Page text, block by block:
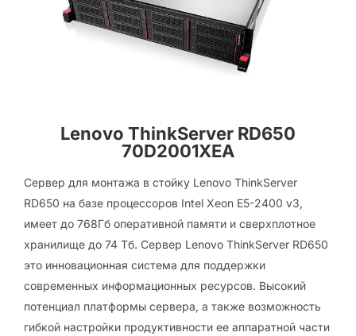
Lenovo ThinkServer RD650
70D2001XEA
Сервер для монтажа в стойку Lenovo ThinkServer
RD650 на базе процессоров Intel Xeon E5-2400 v3,
имеет до 768Гб оперативной памяти и сверхплотное
хранилище до 74 Тб. Сервер Lenovo ThinkServer RD650
это инновационная система для поддержки
современных информационных ресурсов. Высокий
потенциал платформы сервера, а также возможность
гибкой настройки продуктивности ее аппаратной части